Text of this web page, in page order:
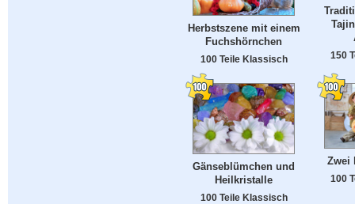
Herbstszene mit einem
Fuchshörnchen
100 Teile Klassisch 150
Gänseblümchen und
Heilkristalle
100 Teile Klassisch
Zwei
100